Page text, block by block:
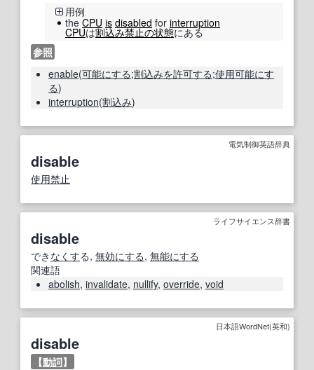
用例
the CPU is disabled for interruption
CPUは割込み禁止の状態にある
参照
enable(可能にする;割込みを許可する;使用可能にす
る)
interruption(割込み)
電気制御英語辞典
disable
使用禁止
ライフサイエンス辞書
disable
でき なくする, 無効にする, 無能にする
関連語
abolish, invalidate, nullify, override, void
日本語WordNet(英和)
disable
【動詞】